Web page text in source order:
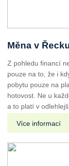
Měna v
Z pohledu financí
pouze na to, že i
pobytu pouze na
hotovost. Ne u
a to platí v
Více informací